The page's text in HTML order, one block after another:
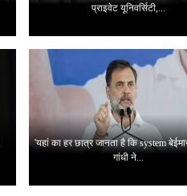
प्राइवेट यूनिवर्सिटी,...
'यहां का हर छात्र जानता है कि system
गांधी ने...